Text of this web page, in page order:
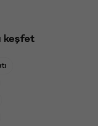
keşfet